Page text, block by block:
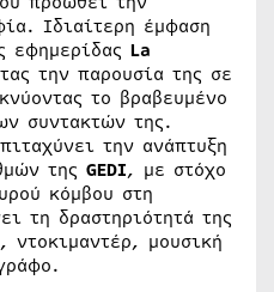
Ιδιαίτερη έμφαση
εφημερίδας La
την παρουσία της σε
το βραβευμένο
συντακτών της.
την ανάπτυξη
της GEDI, με στόχο
κόμβου στη
τη δραστηριότητά της
μουσική